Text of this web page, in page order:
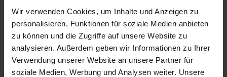
Wir verwenden Cookies, um Inhalte und Anzeigen zu
personalisieren, Funktionen für soziale Medien anbieten
zu können und die Zugriffe auf unsere Website zu
analysieren. Außerdem geben wir Informationen zu Ihrer
Verwendung unserer Website an unsere Partner für
soziale Medien, Werbung und Analysen weiter. Unsere
Sofort versandfertig, Lieferzeit ca. 2-4 Werktage innerhalb
Deutschlands
In denWarenkorb
Merken Bewerten